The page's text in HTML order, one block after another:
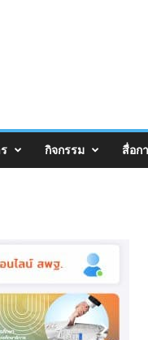
กิจกรรม สื่อก